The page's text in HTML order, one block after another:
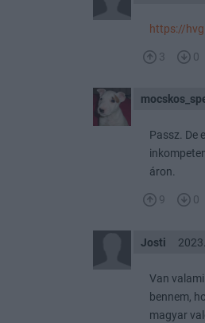
https://
3 0
Passz. De
áron.
9 0
Josti
Van
bennem,
magyar